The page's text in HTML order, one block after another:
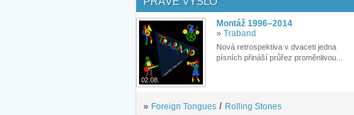
02.08.
Montáž 1996–2014
» Traband
Nová retrospektiva v dvaceti jedna
písních přináší průřez proměnlivou...
» Foreign Tongues / Rolling Stones